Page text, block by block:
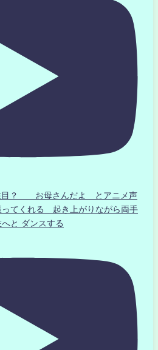
目？ お母さんだよ とアニメ声
ってくれる 起き上がりながら両手
と ダンスする